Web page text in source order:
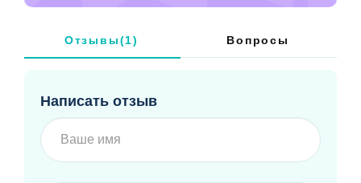
Отзывы(1) Вопросы
Написать отзыв